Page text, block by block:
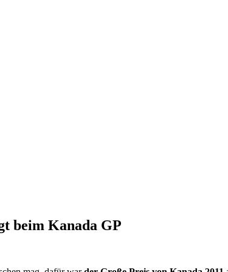
beim Kanada GP